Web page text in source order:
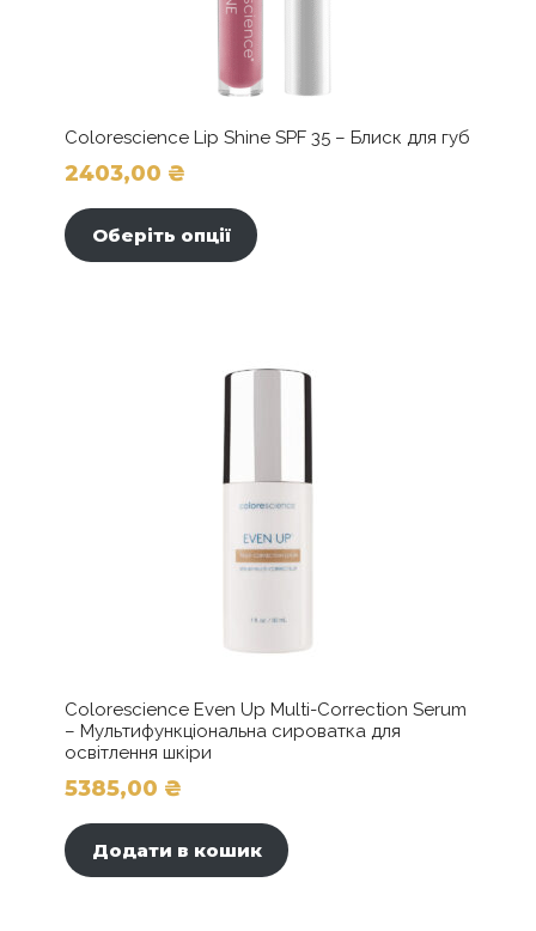
Colorescience Lip Shine SPF 35 – Блиск для губ
2403,00 ₴
Оберіть опції
вибрати
Colorescience Even Up Multi-Correction Serum
– Мультифункціональна сироватка для
освітлення шкіри
5385,00 ₴
Додати в кошик